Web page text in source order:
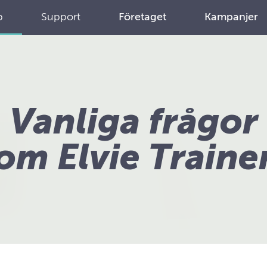
Support Företaget Kampanjer
Vanliga frågor
Elvie